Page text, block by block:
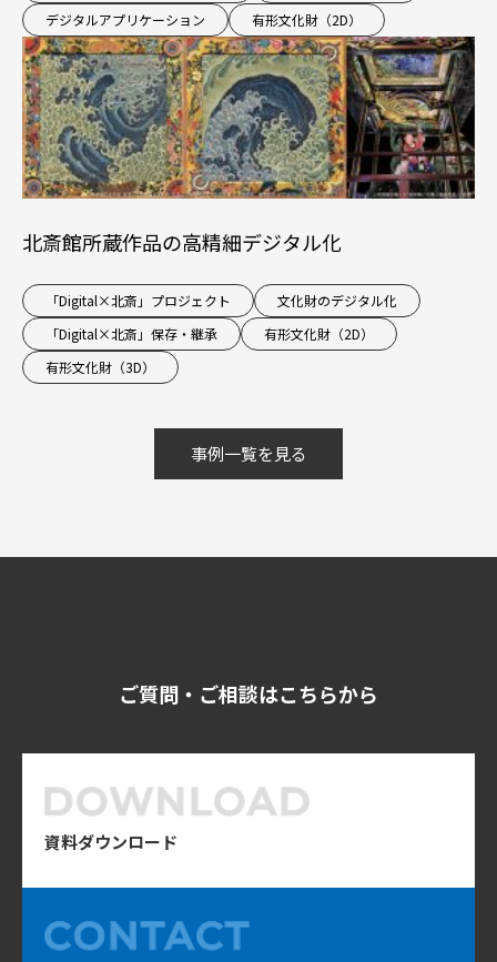
デジタルアプリケーション
有形文化財（2D）
北斎館所蔵作品の高精細デジタル化
「Digital×北斎」プロジェクト
文化財のデジタル化
「Digital×北斎」保存・継承
有形文化財（2D）
有形文化財（3D）
事例一覧を見る
ご質問・ご相談はこちらから
資料ダウンロード